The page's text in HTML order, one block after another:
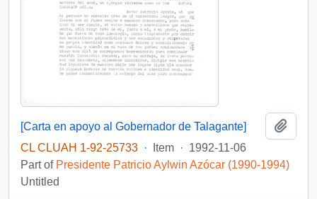
[Carta en apoyo al Gobernador de Talagante]
CL CLUAH 1-92-25733 · Item · 1992-11-06
Part of Presidente Patricio Aylwin Azócar (1990-1994)
Untitled